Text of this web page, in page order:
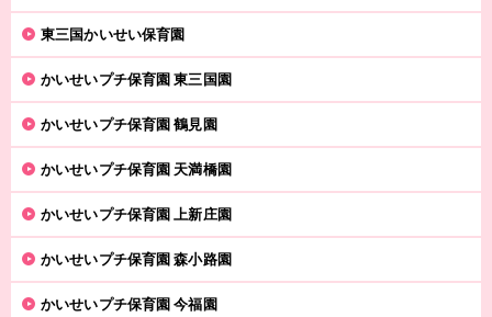
東三国かいせい保育園
かいせいプチ保育園 東三国園
かいせいプチ保育園 鶴見園
かいせいプチ保育園 天満橋園
かいせいプチ保育園 上新庄園
かいせいプチ保育園 森小路園
かいせいプチ保育園 今福園